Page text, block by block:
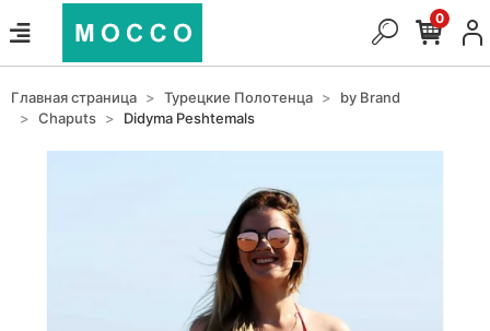
0
Главная страница Турецкие Полотенца
by Brand
Chaputs
Didyma Peshtemals